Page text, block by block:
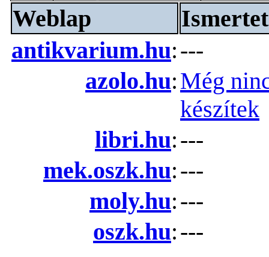
Weblap
antikvarium.hu:---
azolo.hu:Még
készítek
libri.hu:---
mek.oszk.hu:---
moly.hu:---
oszk.hu:---